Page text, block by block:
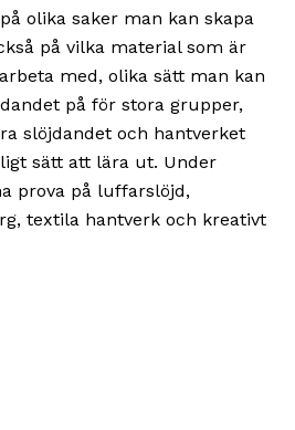
olika saker man kan skapa
på vilka material som är
med, olika sätt man kan
på för stora grupper,
slöjdandet och hantverket
sätt att lära ut. Under
prova på luffarslöjd,
textila hantverk och kreativt